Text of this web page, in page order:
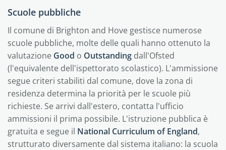
Scuole pubbliche
Il comune di Brighton and Hove gestisce numerose
scuole pubbliche, molte delle quali hanno ottenuto la
valutazione Good o Outstanding dall'Ofsted
(l'equivalente dell'ispettorato scolastico). L'ammissione
segue criteri stabiliti dal comune, dove la zona di
residenza determina la priorità per le scuole più
richieste. Se arrivi dall'estero, contatta l'ufficio
ammissioni il prima possibile. L'istruzione pubblica è
gratuita e segue il National Curriculum of England,
strutturato diversamente dal sistema italiano: la scuola